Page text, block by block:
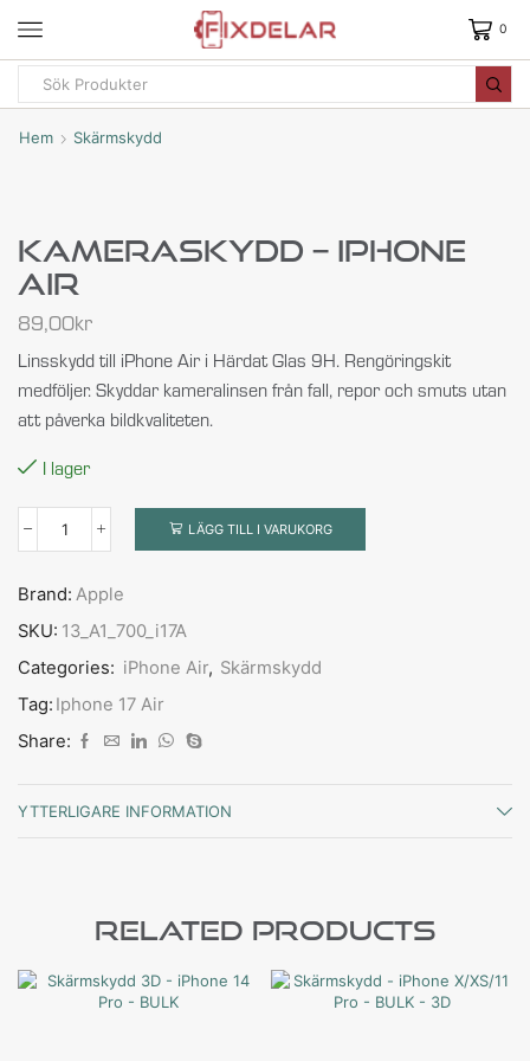
0
Hem Skärmskydd
Kameraskydd – IPhone
Air
89,00kr
Linsskydd till iPhone Air i Härdat Glas 9H. Rengöringskit
medföljer. Skyddar kameralinsen från fall, repor och smuts utan
att påverka bildkvaliteten.
I lager
LÄGG TILL I VARUKORG
Brand: Apple
SKU: 13_A1_700_i17A
Categories: iPhone Air, Skärmskydd
Tag: Iphone 17 Air
Share:
YTTERLIGARE INFORMATION
Related Products